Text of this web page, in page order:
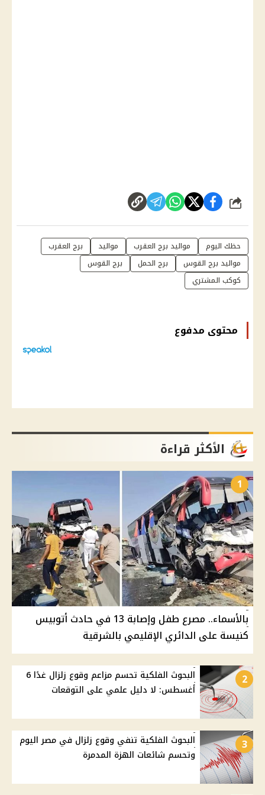
شارك
حظك اليوم مواليد برج العقرب مواليد
برج العقرب
مواليد برج القوس
برج الحمل
برج القوس
كوكب المشتري
محتوى مدفوع
الأكثر قراءة
1
بالأسماء.. مصرع طفل وإصابة 13 في حادث أتوبيس
كنيسة على الدائري الإقليمي بالشرقية
2
البحوث الفلكية تحسم مزاعم وقوع زلزال غدًا 6
أغسطس: لا دليل علمي على التوقعات
3
البحوث الفلكية تنفي وقوع زلزال في مصر اليوم
وتحسم شائعات الهزة المدمرة